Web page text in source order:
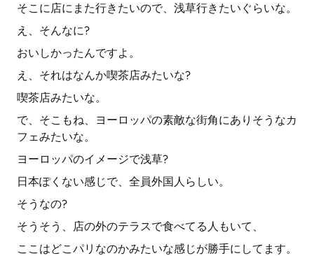
そこに店にまた行きたいので、浅草行きたいぐらいな。
え、そんなに?
おいしかったんですよ。
え、それはなんか喫茶店みたいな?
喫茶店みたいな。
で、そこもね、ヨーロッパの素敵な街角にありそうなカ
フェみたいな。
ヨーロッパのイメージで浅草?
日本ぽくない感じで、全員外国人らしい。
そうなの?
そうそう、店の外のテラスで食べてる人もいて、
ここはどこパリなのかみたいな感じが勝手にしてます。